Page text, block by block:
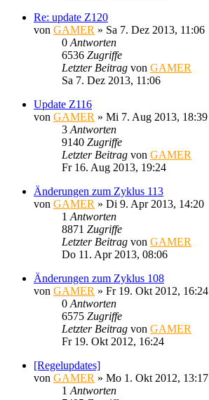
Re: update Z120
von GAMER » Sa 7. Dez 2013, 11:06
0 Antworten
6536 Zugriffe
Letzter Beitrag von GAMER
Sa 7. Dez 2013, 11:06
Update Z116
von GAMER » Mi 7. Aug 2013, 18:39
3 Antworten
9140 Zugriffe
Letzter Beitrag von GAMER
Fr 16. Aug 2013, 19:24
Änderungen zum Zyklus 113
von GAMER » Di 9. Apr 2013, 14:20
1 Antworten
8871 Zugriffe
Letzter Beitrag von GAMER
Do 11. Apr 2013, 08:06
Änderungen zum Zyklus 108
von GAMER » Fr 19. Okt 2012, 16:24
0 Antworten
6575 Zugriffe
Letzter Beitrag von GAMER
Fr 19. Okt 2012, 16:24
[Regelupdates]
von GAMER » Mo 1. Okt 2012, 13:17
1 Antworten